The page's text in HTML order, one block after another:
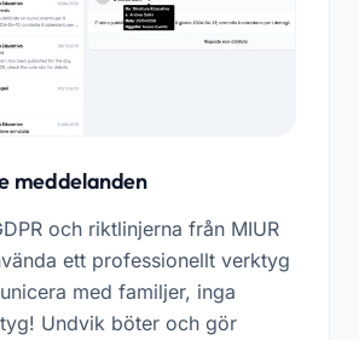
meddelanden
och riktlinjerna från MIUR
ett professionellt verktyg
med familjer, inga
Undvik böter och gör